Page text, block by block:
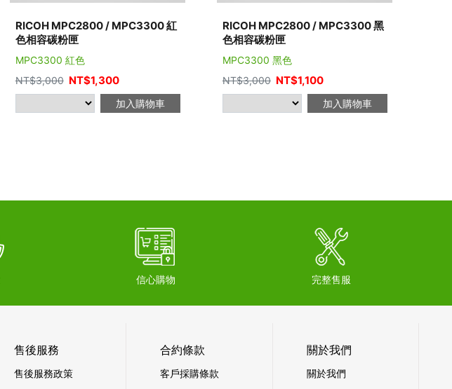
RICOH MPC2800 / MPC3300 紅
色相容碳粉匣
MPC3300 紅色
NT$3,000 NT$1,300
加入購物車
RICOH MPC2800 / MPC3300 黑
色相容碳粉匣
MPC3300 黑色
NT$3,000 NT$1,100
加入購物車
信心購物 完整售服
售後服務
售後服務政策
合約條款
客戶採購條款
關於我們
關於我們